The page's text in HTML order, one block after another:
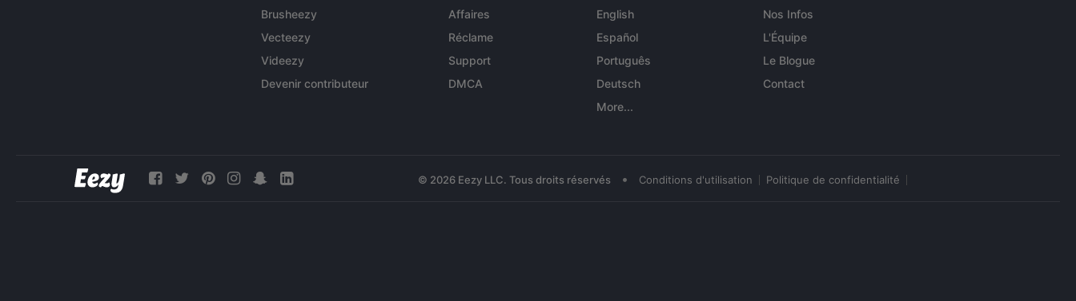
Brusheezy
Vecteezy
Videezy
Devenir contributeur
Affaires
Réclame
Support
DMCA
English
Español
Português
Deutsch
More...
Nos Infos
L'Équipe
Le Blogue
Contact
© 2026 Eezy LLC. Tous droits réservés • Conditions d'utilisation Politique de confidentialité